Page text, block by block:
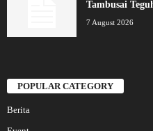
Tambusai
7 August 2026
POPULAR CATEGORY
Berita